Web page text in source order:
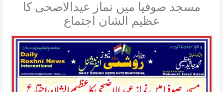
مسجد صوفیا میں نماز عیدالاضحی کا
عظیم الشان اجتماع